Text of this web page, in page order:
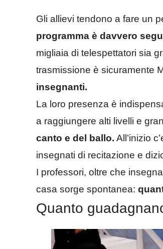
Gli allievi tendono a fare un
programma è davvero
migliaia di telespettatori sia
trasmissione è sicuramente
insegnanti.
La loro presenza è
a raggiungere alti livelli e
canto e del ballo. All’inizio
insegnati di recitazione e
I professori, oltre che
casa sorge spontanea:
Quanto